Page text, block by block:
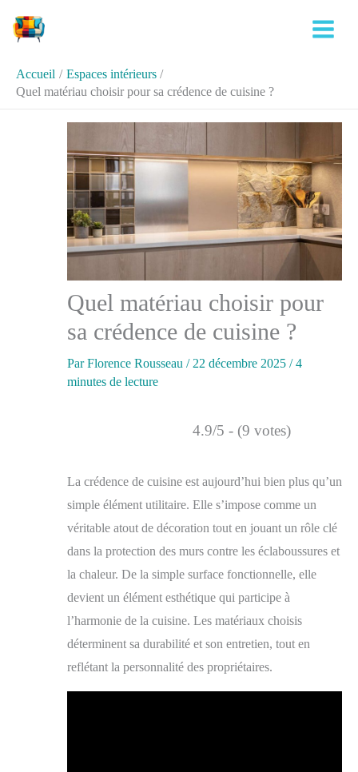
Accueil
Espaces intérieurs
Quel matériau choisir pour sa crédence de cuisine ?
Quel matériau choisir pour
sa crédence de cuisine ?
ParFlorence Rousseau /22 décembre 2025 /4
minutes de lecture
4.9/5 - (9 votes)
La crédence de cuisine est aujourd’hui bien plus qu’un
simple élément utilitaire. Elle s’impose comme un
véritable atout de décoration tout en jouant un rôle clé
dans la protection des murs contre les éclaboussures et
la chaleur. De la simple surface fonctionnelle, elle
devient un élément esthétique qui participe à
l’harmonie de la cuisine. Les matériaux choisis
déterminent sa durabilité et son entretien, tout en
reflétant la personnalité des propriétaires.